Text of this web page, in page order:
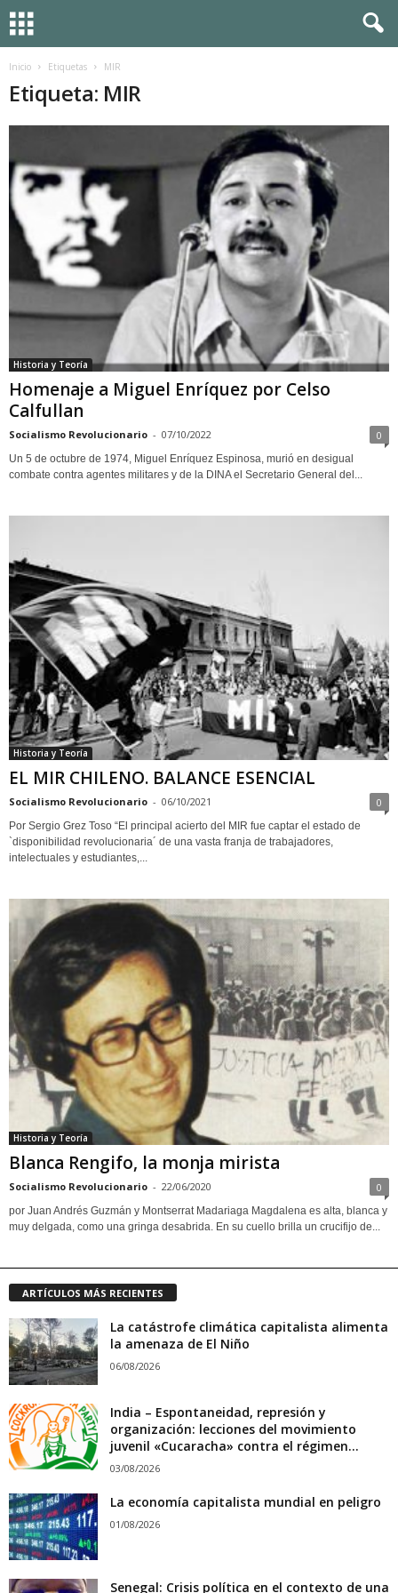
Inicio Etiquetas MIR
Etiqueta: MIR
Historia y Teoría
Homenaje a Miguel Enríquez por Celso
Calfullan
Socialismo Revolucionario - 07/10/2022 0
Un 5 de octubre de 1974, Miguel Enríquez Espinosa, murió en desigual
combate contra agentes militares y de la DINA el Secretario General del...
Historia y Teoría
EL MIR CHILENO. BALANCE ESENCIAL
Socialismo Revolucionario - 06/10/2021 0
Por Sergio Grez Toso “El principal acierto del MIR fue captar el estado de
`disponibilidad revolucionaria´ de una vasta franja de trabajadores,
intelectuales y estudiantes,...
Historia y Teoría
Blanca Rengifo, la monja mirista
Socialismo Revolucionario - 22/06/2020 0
por Juan Andrés Guzmán y Montserrat Madariaga Magdalena es alta, blanca y
muy delgada, como una gringa desabrida. En su cuello brilla un crucifijo de...
ARTÍCULOS MÁS RECIENTES
La catástrofe climática capitalista alimenta
la amenaza de El Niño
06/08/2026
India – Espontaneidad, represión y
organización: lecciones del movimiento
juvenil «Cucaracha» contra el régimen...
03/08/2026
La economía capitalista mundial en peligro
01/08/2026
Senegal: Crisis política en el contexto de una